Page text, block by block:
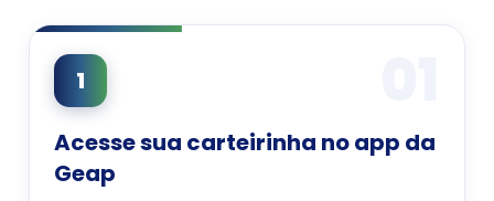
1
Acesse sua carteirinha no app da
Geap